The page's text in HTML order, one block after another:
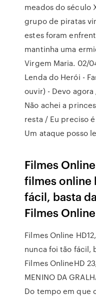
meados do século
grupo de piratas
estes foram
mantinha uma
Virgem Maria. 02/
Lenda do Herói -
ouvir) - Devo
Não achei a
resta / Eu preciso
Um ataque posso
Filmes
filmes online
fácil, basta
Filmes
Filmes Online
nunca foi tão fácil,
Filmes OnlineHD
MENINO DA
Do tempo em que